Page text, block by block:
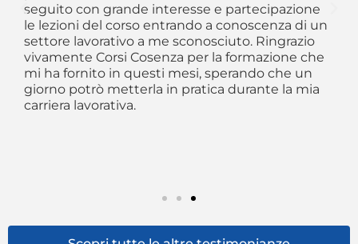
seguito con grande interesse e partecipazione
le lezioni del corso entrando a conoscenza di un
settore lavorativo a me sconosciuto. Ringrazio
vivamente Corsi Cosenza per la formazione che
mi ha fornito in questi mesi, sperando che un
giorno potrò metterla in pratica durante la mia
carriera lavorativa.